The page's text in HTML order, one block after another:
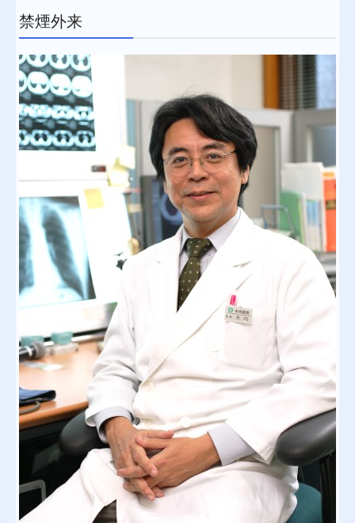
脳神経内科外来
交通案内
初診の方へ
予防接種
気管支喘息
大腸がん
各種健診・検診
禁煙外来